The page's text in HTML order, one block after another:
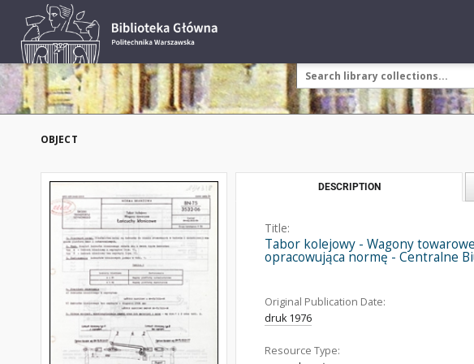
OBJECT
DESCRIPTION
Title:
Tabor kolejowy - Wagony
opracowująca normę - Centralne
Original Publication Date:
druk 1976
Resource Type: